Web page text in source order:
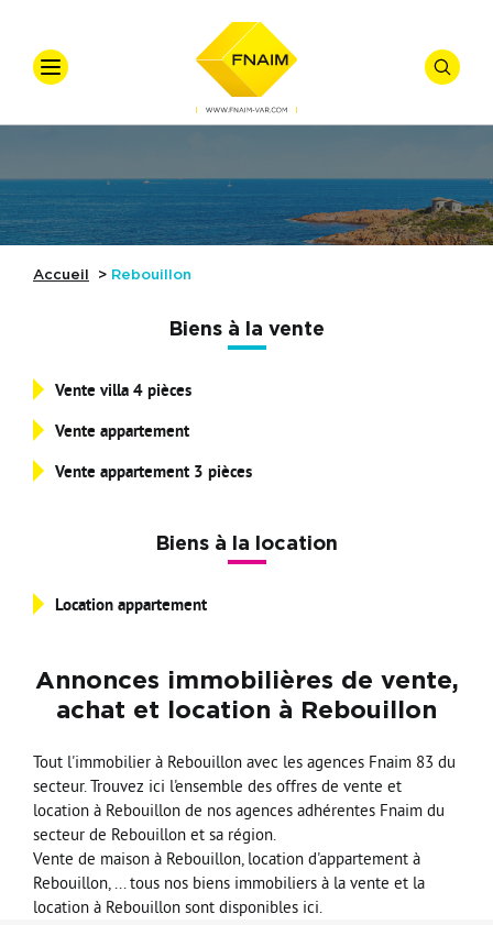
Locations
Gestion Locative
Accueil Rebouillon
Biens à la vente
Vente villa 4 pièces
Vente appartement
Vente appartement 3 pièces
Biens à la location
Location appartement
Annonces immobilières de vente,
achat et location à Rebouillon
Tout l'immobilier à Rebouillon avec les agences Fnaim 83 du
secteur. Trouvez ici l'ensemble des offres de vente et
location à Rebouillon de nos agences adhérentes Fnaim du
secteur de Rebouillon et sa région.
Vente de maison à Rebouillon, location d'appartement à
Rebouillon, ... tous nos biens immobiliers à la vente et la
location à Rebouillon sont disponibles ici.
VOTRE
VOTRE
*